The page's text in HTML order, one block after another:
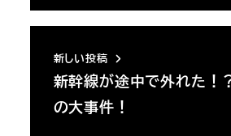
新しい投稿
新幹線が途中で外れた！
の大事件！